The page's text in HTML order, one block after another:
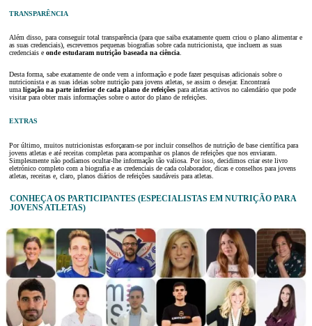
TRANSPARÊNCIA
Além disso, para conseguir total transparência (para que saiba exatamente quem criou o plano alimentar e
as suas credenciais), escrevemos pequenas biografias sobre cada nutricionista, que incluem as suas
credenciais e onde estudaram nutrição baseada na ciência
Desta forma, sabe exatamente de onde vem a informação e pode fazer pesquisas adicionais sobre o
nutricionista e as suas ideias sobre nutrição para jovens atletas, se assim o desejar. Encontrará
uma ligação na parte inferior de cada plano de refeições para atletas activos no calendário que pode
visitar para obter mais informações sobre o autor do plano de refeições.
EXTRAS
Por último, muitos nutricionistas esforçaram-se por incluir conselhos de nutrição de base científica para
jovens atletas e até receitas completas para acompanhar os planos de refeições que nos enviaram.
Simplesmente não podíamos ocultar-lhe informação tão valiosa. Por isso, decidimos criar este livro
eletrónico completo com a biografia e as credenciais de cada colaborador, dicas e conselhos para jovens
atletas, receitas e, claro, planos diários de refeições saudáveis para atletas.
CONHEÇA OS PARTICIPANTES (ESPECIALISTAS EM NUTRIÇÃO PARA
JOVENS ATLETAS)